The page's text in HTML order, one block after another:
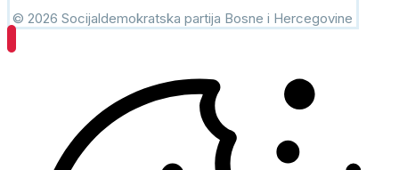
© 2026 Socijaldemokratska partija Bosne i Hercegovine